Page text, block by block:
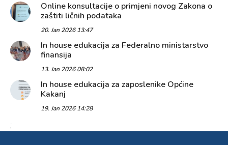
Online konsultacije o primjeni novog Zakona o
zaštiti ličnih podataka
20. Jan 2026 13:47
In house edukacija za Federalno ministarstvo
finansija
13. Jan 2026 08:02
In house edukacija za zaposlenike Općine
Kakanj
19. Jan 2026 14:28
;